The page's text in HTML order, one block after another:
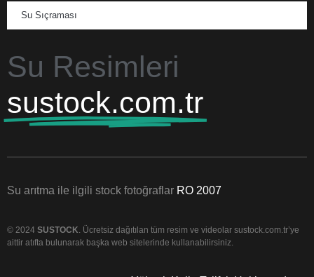
Su Sıçraması
Su Resimleri
sustock.com.tr
Su arıtma ile ilgili stock fotoğraflar RO 2007
© 2024 SUSTOCK . Ücretsiz dağıtılan tüm resim ve videolar sustock.com.tr’ye
aittir atıfta bulunarak başka web sitelerinde kullanabilirsiniz.